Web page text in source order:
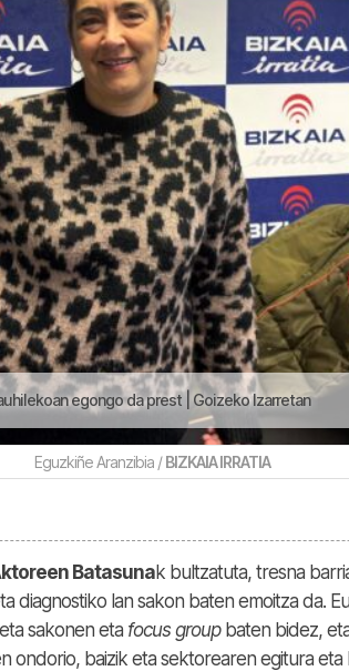
egongo da prest | Goizeko Izarretan
Eguzkiñe Aranzibia /BIZKAIA IRRATIA
Batasunak bultzatuta, tresna
diagnostiko lan sakon baten emoitza da.
sakonen eta focus group baten bidez,
ondorio, baizik eta sektorearen egitura